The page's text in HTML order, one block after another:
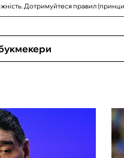
Дотримуйтеся правил